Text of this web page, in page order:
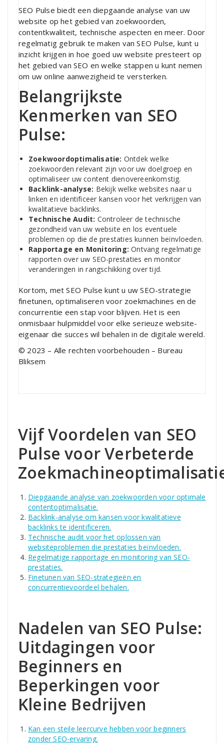
SEO Pulse biedt een diepgaande analyse van uw
website op het gebied van zoekwoorden,
contentkwaliteit, technische aspecten en meer. Door
regelmatig gebruik te maken van SEO Pulse, kunt u
inzicht krijgen in hoe goed uw website presteert op
het gebied van SEO en welke stappen u kunt nemen
om uw online aanwezigheid te versterken.
Belangrijkste
Kenmerken van SEO
Pulse:
Zoekwoordoptimalisatie: Ontdek welke
zoekwoorden relevant zijn voor uw doelgroep en
optimaliseer uw content dienovereenkomstig.
Backlink-analyse: Bekijk welke websites naar u
linken en identificeer kansen voor het verkrijgen van
kwalitatieve backlinks.
Technische Audit: Controleer de technische
gezondheid van uw website en los eventuele
problemen op die de prestaties kunnen beïnvloeden.
Rapportage en Monitoring: Ontvang regelmatige
rapporten over uw SEO-prestaties en monitor
veranderingen in rangschikking over tijd.
Kortom, met SEO Pulse kunt u uw SEO-strategie
finetunen, optimaliseren voor zoekmachines en de
concurrentie een stap voor blijven. Het is een
onmisbaar hulpmiddel voor elke serieuze website-
eigenaar die succes wil behalen in de digitale wereld.
© 2023 – Alle rechten voorbehouden – Bureau
Bliksem
Vijf Voordelen van SEO
Pulse voor Verbeterde
Diepgaande analyse van zoekwoorden voor optimale
contentoptimalisatie.
Backlink-analyse om kansen voor kwalitatieve
backlinks te identificeren.
Technische audit voor het oplossen van
websiteproblemen die prestaties beïnvloeden.
Regelmatige rapportage en monitoring van SEO-
prestaties.
Finetunen van SEO-strategieën en
concurrentievoordeel behalen.
Nadelen van SEO Pulse:
Uitdagingen voor
Beginners en
Beperkingen voor
Kleine Bedrijven
Kan een steile leercurve hebben voor beginners
zonder SEO-ervaring.